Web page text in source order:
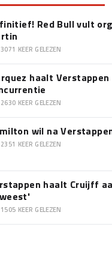
Red Bull vult
3071 KEER GELEZEN
haalt
2630 KEER GELEZEN
wil na
2351 KEER GELEZEN
haalt Cruijff
1505 KEER GELEZEN